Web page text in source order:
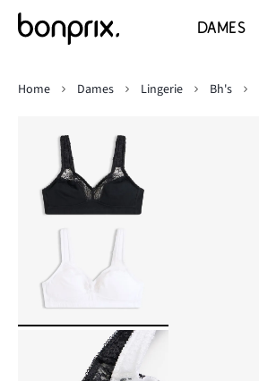
DAMES
Home
Dames Lingerie Bh's